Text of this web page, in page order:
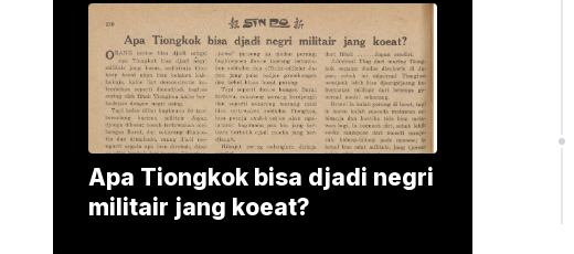
Apa Tiongkok bisa djadi negri
militair jang koeat?